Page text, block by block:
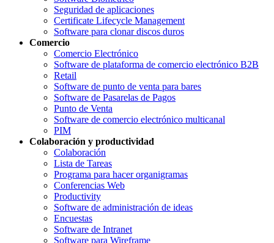
Seguridad de aplicaciones
Certificate Lifecycle Management
Software para clonar discos duros
Comercio
Comercio Electrónico
Software de plataforma de comercio electrónico B2B
Retail
Software de punto de venta para bares
Software de Pasarelas de Pagos
Punto de Venta
Software de comercio electrónico multicanal
PIM
Colaboración y productividad
Colaboración
Lista de Tareas
Programa para hacer organigramas
Conferencias Web
Productivity
Software de administración de ideas
Encuestas
Software de Intranet
Software para Wireframe